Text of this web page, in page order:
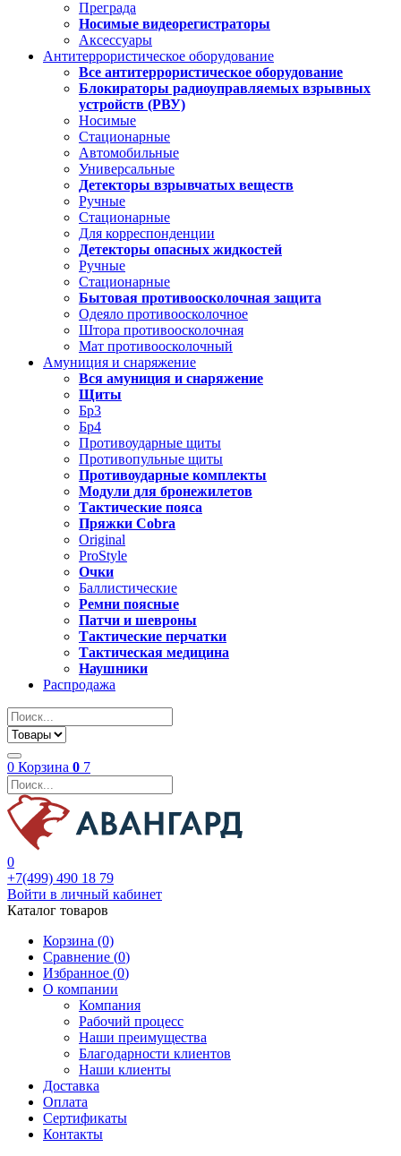
Преграда
Носимые видеорегистраторы
Аксессуары
Антитеррористическое оборудование
Все антитеррористическое оборудование
Блокираторы радиоуправляемых взрывных
устройств (РВУ)
Носимые
Стационарные
Автомобильные
Универсальные
Детекторы взрывчатых веществ
Ручные
Стационарные
Для корреспонденции
Детекторы опасных жидкостей
Ручные
Стационарные
Бытовая противоосколочная защита
Одеяло противоосколочное
Штора противоосколочная
Мат противоосколочный
Амуниция и снаряжение
Вся амуниция и снаряжение
Щиты
Бр3
Бр4
Противоударные щиты
Противопульные щиты
Противоударные комплекты
Модули для бронежилетов
Тактические пояса
Пряжки Cobra
Original
ProStyle
Очки
Баллистические
Ремни поясные
Патчи и шевроны
Тактические перчатки
Тактическая медицина
Наушники
Распродажа
0 Корзина 0 7
0
+7(499) 490 18 79
Войти в личный кабинет
Каталог товаров
Корзина (0)
Сравнение (0)
Избранное (0)
О компании
Компания
Рабочий процесс
Наши преимущества
Благодарности клиентов
Наши клиенты
Доставка
Оплата
Сертификаты
Контакты